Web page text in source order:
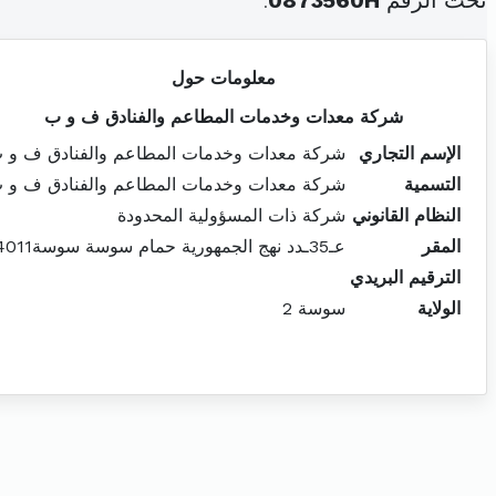
معلومات حول
شركة معدات وخدمات المطاعم والفنادق ف و ب
الإسم التجاري
شركة معدات وخدمات المطاعم والفنادق ف
التسمية
شركة معدات وخدمات المطاعم والفنادق ف
النظام القانوني شركة ذات المسؤولية المحدودة
المقر
عـ35ـدد نهج الجمهورية حمام سوسة سوسة4011
الترقيم البريدي
الولاية
سوسة 2